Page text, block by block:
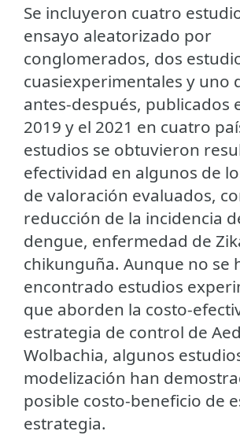
Se incluyeron cuatro
ensayo aleatorizado por
conglomerados, dos
cuasiexperimentales y uno
antes-después, publicados
2019 y el 2021 en cuatro
estudios se obtuvieron
efectividad en algunos de
de valoración evaluados,
reducción de la incidencia
dengue, enfermedad de
chikunguña. Aunque no se
encontrado estudios
que aborden la costo-
estrategia de control de
Wolbachia, algunos
modelización han
posible costo-beneficio de
estrategia.